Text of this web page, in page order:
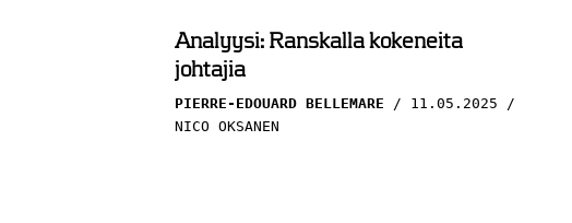
Analyysi: Ranskalla kokeneita
johtajia
PIERRE-EDOUARD BELLEMARE
11.05.2025
NICO OKSANEN